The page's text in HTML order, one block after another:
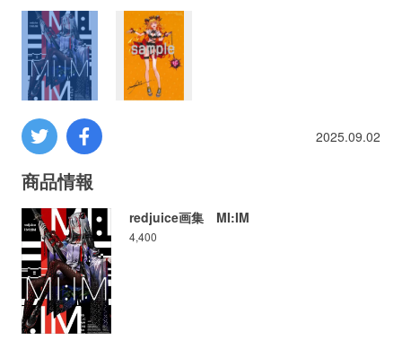
2025.09.02
商品情報
redjuice画集 MI:IM
4,400
数学
コンピューター
ミリタリー
その他
イベント
フェア
会社概要